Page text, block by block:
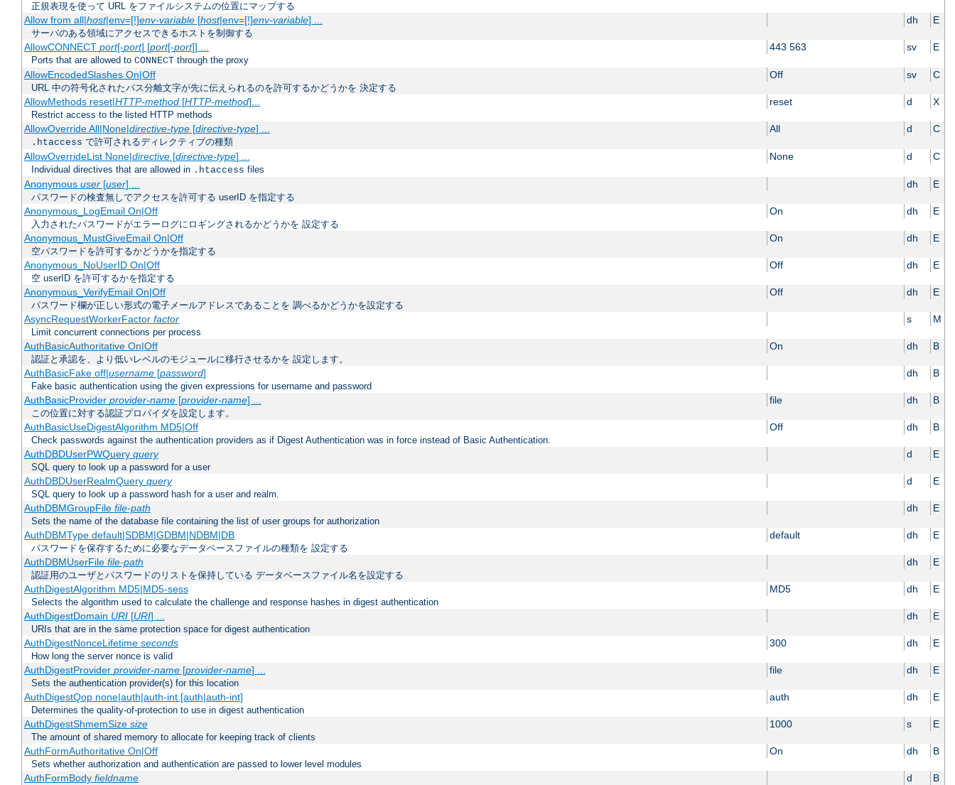
正規表現を使って URL をファイルシステムの位置にマップする
Allow from all|host|env=[!]env-variable[host|env=[!]env-variable] ... dh E
サーバのある領域にアクセスできるホストを制御する
AllowCONNECT port[-port] [port[-port]] ... 443 563 sv E
Ports that are allowed to CONNECT through the proxy
AllowEncodedSlashes On|Off Off sv C
URL 中の符号化されたパス分離文字が先に伝えられるのを許可するかどうかを 決定する
AllowMethods reset|HTTP-method[HTTP-method]... reset d X
Restrict access to the listed HTTP methods
AllowOverride All|None|directive-type[directive-type] ... All d C
.htaccess で許可されるディレクティブの種類
AllowOverrideList None|directive[directive-type] ... None d C
Individual directives that are allowed in .htaccess files
Anonymous user[user] ... dh E
パスワードの検査無しでアクセスを許可する userID を指定する
Anonymous_LogEmail On|Off On dh E
入力されたパスワードがエラーログにロギングされるかどうかを 設定する
Anonymous_MustGiveEmail On|Off On dh E
空パスワードを許可するかどうかを指定する
Anonymous_NoUserID On|Off Off dh E
空 userID を許可するかを指定する
Anonymous_VerifyEmail On|Off Off dh E
パスワード欄が正しい形式の電子メールアドレスであることを 調べるかどうかを設定する
AsyncRequestWorkerFactor factor s M
Limit concurrent connections per process
AuthBasicAuthoritative On|Off On dh B
認証と承認を、より低いレベルのモジュールに移行させるかを 設定します。
AuthBasicFake off|username[password] dh B
Fake basic authentication using the given expressions for username and password
AuthBasicProvider provider-name[provider-name] ... file dh B
この位置に対する認証プロバイダを設定します。
AuthBasicUseDigestAlgorithm MD5|Off Off dh B
Check passwords against the authentication providers as if Digest Authentication was in force instead of Basic Authentication.
AuthDBDUserPWQuery query d E
SQL query to look up a password for a user
AuthDBDUserRealmQuery query d E
SQL query to look up a password hash for a user and realm.
AuthDBMGroupFile file-path dh E
Sets the name of the database file containing the list of user groups for authorization
AuthDBMType default|SDBM|GDBM|NDBM|DB default dh E
パスワードを保存するために必要なデータベースファイルの種類を 設定する
AuthDBMUserFile file-path dh E
認証用のユーザとパスワードのリストを保持している データベースファイル名を設定する
AuthDigestAlgorithm MD5|MD5-sess MD5 dh E
Selects the algorithm used to calculate the challenge and response hashes in digest authentication
AuthDigestDomain URI[URI] ... dh E
URIs that are in the same protection space for digest authentication
AuthDigestNonceLifetime seconds 300 dh E
How long the server nonce is valid
AuthDigestProvider provider-name[provider-name] ... file dh E
Sets the authentication provider(s) for this location
AuthDigestQop none|auth|auth-int [auth|auth-int] auth dh E
Determines the quality-of-protection to use in digest authentication
AuthDigestShmemSize size 1000 s E
The amount of shared memory to allocate for keeping track of clients
AuthFormAuthoritative On|Off On dh B
Sets whether authorization and authentication are passed to lower level modules
AuthFormBody fieldname d B